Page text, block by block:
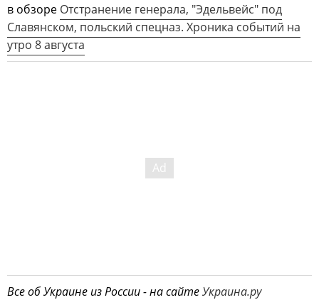
в обзоре Отстранение генерала, "Эдельвейс" под
Славянском, польский спецназ. Хроника событий на
утро 8 августа
Все об Украине из России - на сайтеУкраина.ру